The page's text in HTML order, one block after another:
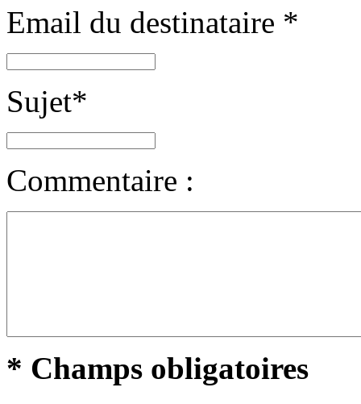
Email du destinataire *
Sujet*
Commentaire :
* Champs obligatoires